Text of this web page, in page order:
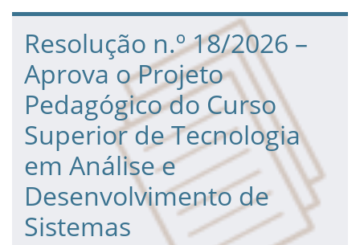
Fim da navegação
Início do conteúdo
Resolução n.º 18/2026 –
Aprova o Projeto
Pedagógico do Curso
Superior de Tecnologia
em Análise e
Desenvolvimento de
Sistemas